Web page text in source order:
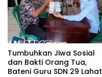
Tumbuhkan Jiwa Sosial
dan Bakti Orang Tua,
Bateni Guru SDN 29 Lahat